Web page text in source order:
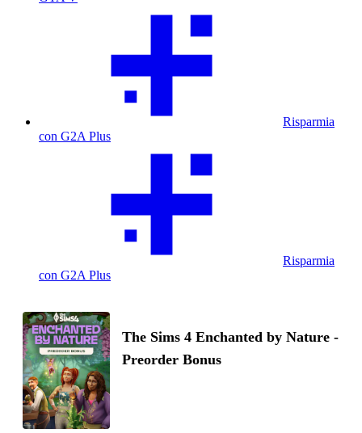
Risparmia
con G2A Plus
Risparmia
con G2A Plus
The Sims 4 Enchanted by Nature -
Preorder Bonus